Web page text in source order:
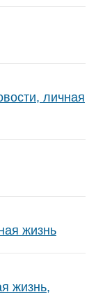
личная
жизнь
жизнь,